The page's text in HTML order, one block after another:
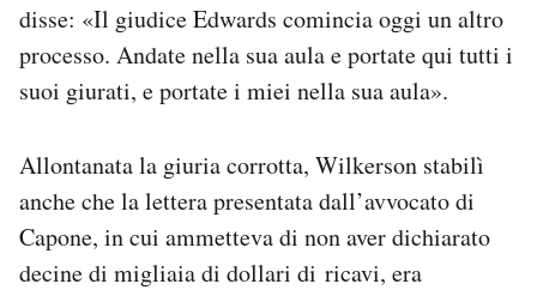
disse: «Il giudice Edwards comincia oggi un altro
processo. Andate nella sua aula e portate qui tutti i
suoi giurati, e portate i miei nella sua aula».
Allontanata la giuria corrotta, Wilkerson stabilì
anche che la lettera presentata dall’avvocato di
Capone, in cui ammetteva di non aver dichiarato
decine di migliaia di dollari di ricavi, era